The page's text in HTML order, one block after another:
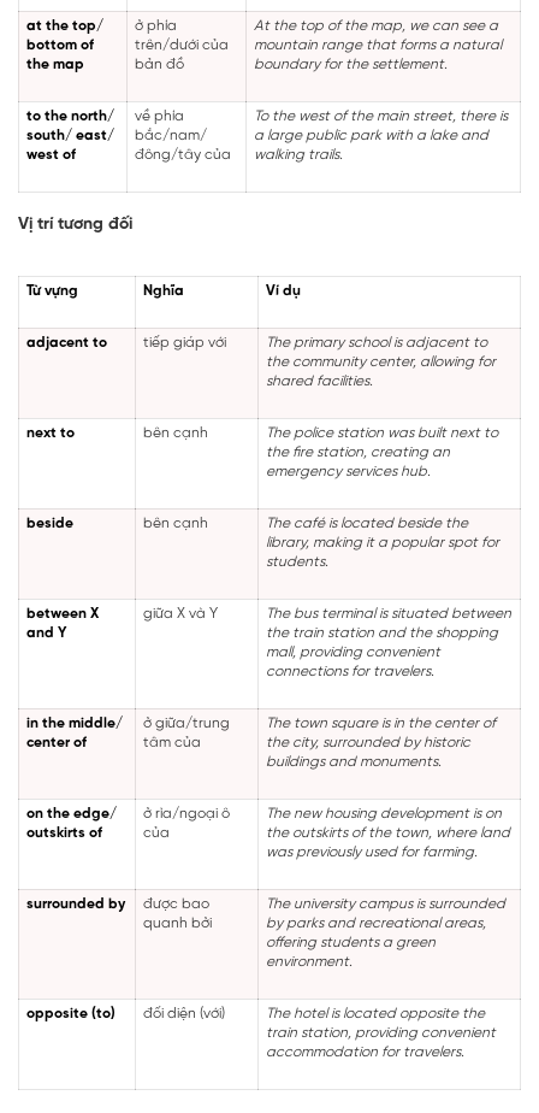
at the top/
bottom of
the map
ở phía
trên/dưới của
bản đồ
At the top of the map, we can see a
mountain range that forms a natural
boundary for the settlement.
to the north/
south/ east/
west of
về phía
bắc/nam/
đông/tây của
To the west of the main street, there is
a large public park with a lake and
walking trails.
Vị trí tương đối
Từ vựng Nghĩa Ví dụ
adjacent to tiếp giáp với
The primary school is adjacent to
the community center, allowing for
shared facilities.
next to bên cạnh
The police station was built next to
the fire station, creating an
emergency services hub.
beside bên cạnh
The café is located beside the
library, making it a popular spot for
students.
between X
and Y
giữa X và Y
The bus terminal is situated between
the train station and the shopping
mall, providing convenient
connections for travelers.
in the middle/
center of
ở giữa/trung
tâm của
The town square is in the center of
the city, surrounded by historic
buildings and monuments.
on the edge/
outskirts of
ở rìa/ngoại ô
của
The new housing development is on
the outskirts of the town, where land
was previously used for farming.
surrounded by
được bao
quanh bởi
The university campus is surrounded
by parks and recreational areas,
offering students a green
environment.
opposite (to) đối diện (với)
The hotel is located opposite the
train station, providing convenient
accommodation for travelers.